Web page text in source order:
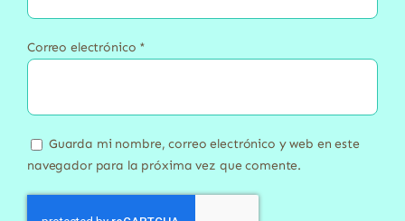
Correo electrónico *
Guarda mi nombre, correo electrónico y web en este
navegador para la próxima vez que comente.